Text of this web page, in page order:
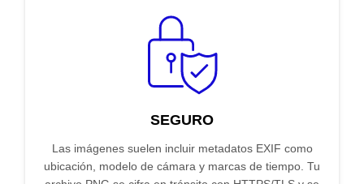
SEGURO
Las imágenes suelen incluir metadatos EXIF como
ubicación, modelo de cámara y marcas de tiempo. Tu